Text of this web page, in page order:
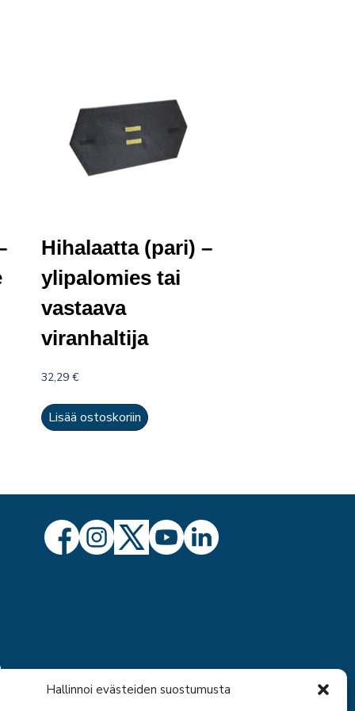
Hallinnoi evästeiden suostumusta
Hihalaatta (pari) –
ylipalomies tai
vastaava
viranhaltija
32,29 €
Lisää ostoskoriin